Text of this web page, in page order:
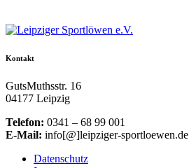
Kontakt
GutsMuthsstr. 16
04177 Leipzig
Telefon: 0341 – 68 99 001
E-Mail: info[@]leipziger-sportloewen.de
Datenschutz